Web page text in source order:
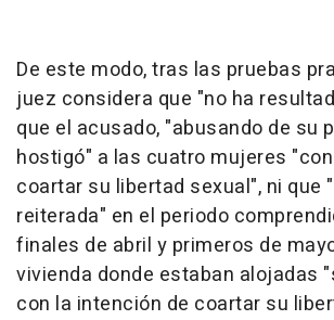
De este modo, tras las pruebas
juez considera que "no ha
que el acusado, "abusando de su
hostigó" a las cuatro mujeres
coartar su libertad sexual", ni que
reiterada" en el periodo
finales de abril y primeros de
vivienda donde estaban alojadas
con la intención de coartar su